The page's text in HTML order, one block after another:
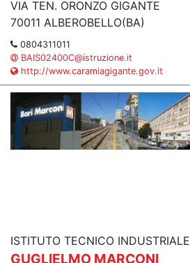
VIA TEN. ORONZO GIGANTE
70011 ALBEROBELLO(BA)
0804311011
BAIS02400C@istruzione.it
http://www.caramiagigante.gov.it
ISTITUTO TECNICO INDUSTRIALE
GUGLIELMO MARCONI